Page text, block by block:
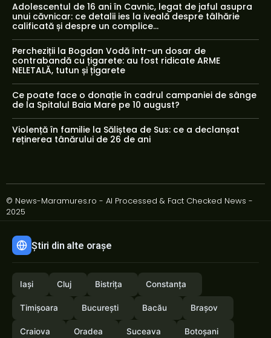
Adolescentul de 16 ani în Cavnic, legat de jaful asupra
unui căvnicar: ce detalii ies la iveală despre tâlhărie
calificată și despre un complice...
Percheziții la Bogdan Vodă într-un dosar de
contrabandă cu țigarete: au fost ridicate ARME
NELETALĂ, tutun și țigarete
Ce poate face o donație în cadrul campaniei de sânge
de la Spitalul Baia Mare pe 10 august?
Violență în familie la Săliștea de Sus: ce a declanșat
reținerea tânărului de 26 de ani
© News-Maramures.ro - AI Processed & Fact Checked News -
2025
Știri din alte orașe
Iași Cluj Bistrița Constanța
Timișoara București Bacău Brașov
Craiova Oradea Suceava Botoșani